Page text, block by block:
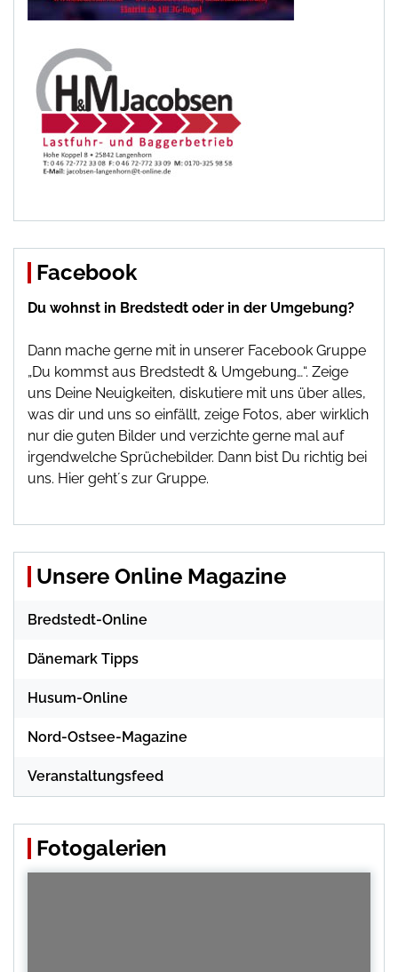
Facebook
Du wohnst in Bredstedt oder in der Umgebung?
Dann mache gerne mit in unserer Facebook Gruppe
„Du kommst aus Bredstedt & Umgebung…“. Zeige
uns Deine Neuigkeiten, diskutiere mit uns über alles,
was dir und uns so einfällt, zeige Fotos, aber wirklich
nur die guten Bilder und verzichte gerne mal auf
irgendwelche Sprüchebilder. Dann bist Du richtig bei
uns. Hier geht´s zur Gruppe.
Unsere Online Magazine
Bredstedt-Online
Dänemark Tipps
Husum-Online
Nord-Ostsee-Magazine
Veranstaltungsfeed
Fotogalerien